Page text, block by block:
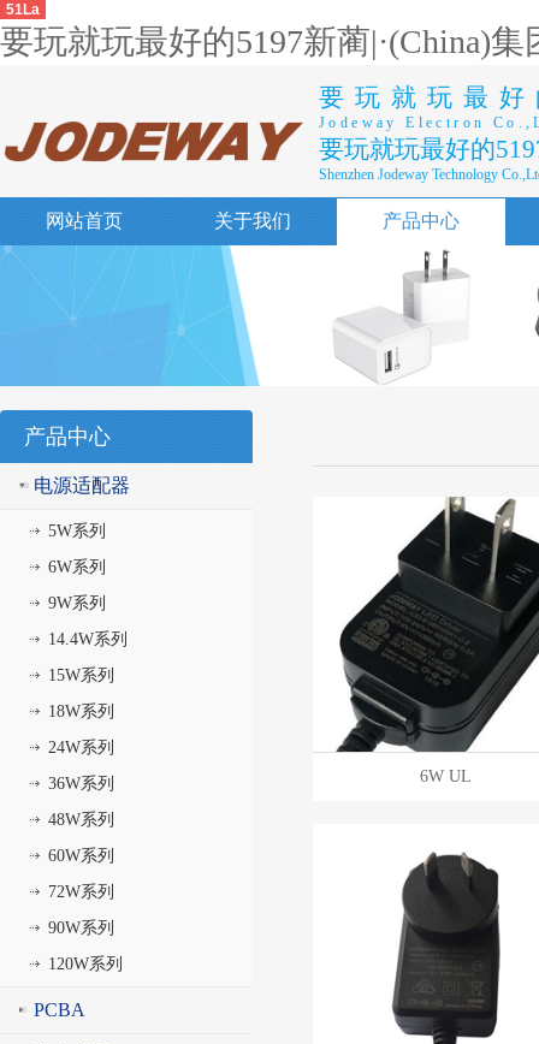
51La
要玩就玩最好的5197新蔺|·(China)
要玩就玩最
Jodeway Electron
要玩就玩最好的
Shenzhen Jodeway Technology
网站首页 关于我们 产品中心
产品中心
电源适配器
5W系列
6W系列
9W系列
14.4W系列
15W系列
18W系列
24W系列
36W系列
48W系列
60W系列
72W系列
90W系列
120W系列
PCBA
6W UL